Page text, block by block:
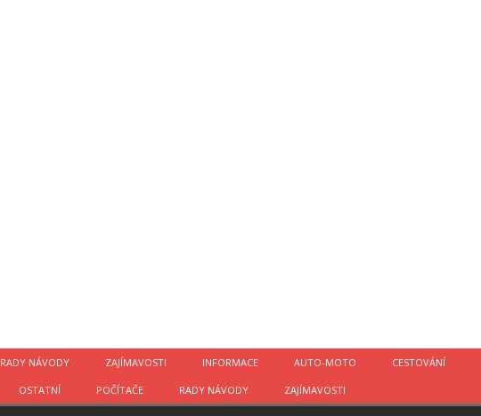
RADY NÁVODY ZAJÍMAVOSTI INFORMACE AUTO-MOTO CESTOVÁNÍ
OSTATNÍ POČÍTAČE RADY NÁVODY ZAJÍMAVOSTI